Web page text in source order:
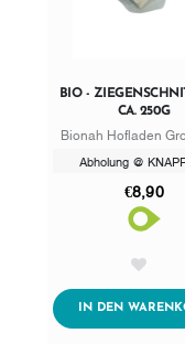
BIO -
CA. 250G
Bionah Hofladen
Abholung @
€8,90
IN DEN